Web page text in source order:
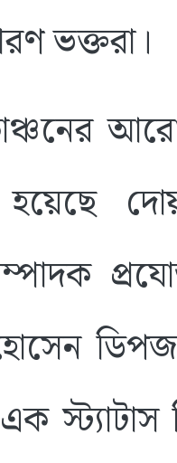
ভক্তরা।
স্ট্যাটাস